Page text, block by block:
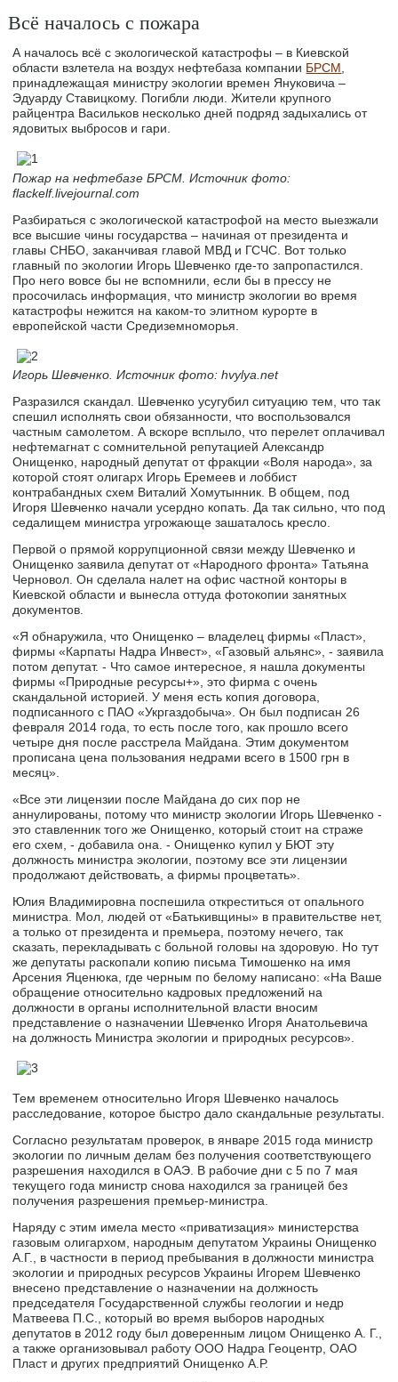
Всё началось с пожара
А началось всё с экологической катастрофы – в Киевской
области взлетела на воздух нефтебаза компании БРСМ
принадлежащая министру экологии времен Януковича –
Эдуарду Ставицкому. Погибли люди. Жители крупного
райцентра Васильков несколько дней подряд задыхались от
ядовитых выбросов и гари.
Пожар на нефтебазе БРСМ. Источник фото:
flackelf.livejournal.com
Разбираться с экологической катастрофой на место выезжали
все высшие чины государства – начиная от президента и
главы СНБО, заканчивая главой МВД и ГСЧС. Вот только
главный по экологии Игорь Шевченко где-то запропастился.
Про него вовсе бы не вспомнили, если бы в прессу не
просочилась информация, что министр экологии во время
катастрофы нежится на каком-то элитном курорте в
европейской части Средиземноморья.
Игорь Шевченко. Источник фото: hvylya.net
Разразился скандал. Шевченко усугубил ситуацию тем, что так
спешил исполнять свои обязанности, что воспользовался
частным самолетом. А вскоре всплыло, что перелет оплачивал
нефтемагнат с сомнительной репутацией Александр
Онищенко, народный депутат от фракции «Воля народа», за
которой стоят олигарх Игорь Еремеев и лоббист
контрабандных схем Виталий Хомутынник. В общем, под
Игоря Шевченко начали усердно копать. Да так сильно, что под
седалищем министра угрожающе зашаталось кресло.
Первой о прямой коррупционной связи между Шевченко и
Онищенко заявила депутат от «Народного фронта» Татьяна
Черновол. Он сделала налет на офис частной конторы в
Киевской области и вынесла оттуда фотокопии занятных
документов.
«Я обнаружила, что Онищенко – владелец фирмы «Пласт»,
фирмы «Карпаты Надра Инвест», «Газовый альянс», - заявила
потом депутат. - Что самое интересное, я нашла документы
фирмы «Природные ресурсы+», это фирма с очень
скандальной историей. У меня есть копия договора,
подписанного с ПАО «Укргаздобыча». Он был подписан 26
февраля 2014 года, то есть после того, как прошло всего
четыре дня после расстрела Майдана. Этим документом
прописана цена пользования недрами всего в 1500 грн в
месяц».
«Все эти лицензии после Майдана до сих пор не
аннулированы, потому что министр экологии Игорь Шевченко -
это ставленник того же Онищенко, который стоит на страже
его схем, - добавила она. - Онищенко купил у БЮТ эту
должность министра экологии, поэтому все эти лицензии
продолжают действовать, а фирмы процветать».
Юлия Владимировна поспешила откреститься от опального
министра. Мол, людей от «Батькивщины» в правительстве нет,
а только от президента и премьера, поэтому нечего, так
сказать, перекладывать с больной головы на здоровую. Но тут
же депутаты раскопали копию письма Тимошенко на имя
Арсения Яценюка, где черным по белому написано: «На Ваше
обращение относительно кадровых предложений на
должности в органы исполнительной власти вносим
представление о назначении Шевченко Игоря Анатольевича
на должность Министра экологии и природных ресурсов».
Тем временем относительно Игоря Шевченко началось
расследование, которое быстро дало скандальные результаты.
Согласно результатам проверок, в январе 2015 года министр
экологии по личным делам без получения соответствующего
разрешения находился в ОАЭ. В рабочие дни с 5 по 7 мая
текущего года министр снова находился за границей без
получения разрешения премьер-министра.
Наряду с этим имела место «приватизация» министерства
газовым олигархом, народным депутатом Украины Онищенко
А.Г., в частности в период пребывания в должности министра
экологии и природных ресурсов Украины Игорем Шевченко
внесено представление о назначении на должность
председателя Государственной службы геологии и недр
Матвеева П.С., который во время выборов народных
депутатов в 2012 году был доверенным лицом Онищенко А. Г.,
а также организовывал работу ООО Надра Геоцентр, ОАО
Пласт и других предприятий Онищенко А.Р.